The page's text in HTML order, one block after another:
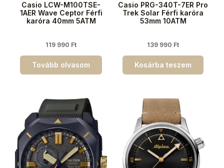
Casio LCW-M100TSE-
1AER Wave Ceptor Férfi
karóra 40mm 5ATM
119 990 Ft
Tovább olvasom
Casio PRG-340T-7ER Pro
Trek Solar Férfi karóra
53mm 10ATM
139 990 Ft
Kosárba teszem